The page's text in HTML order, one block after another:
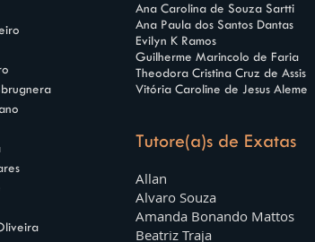
Tutore(a)s de Exatas
Allan
Alvaro Souza
Amanda Bonando Mattos
Beatriz Traja
Ana Carolina de Souza Sartti
Ana Paula dos Santos Dantas
Evilyn K Ramos
Guilherme Marincolo de Faria
Theodora Cristina Cruz de Assis
Vitória Caroline de Jesus Aleme